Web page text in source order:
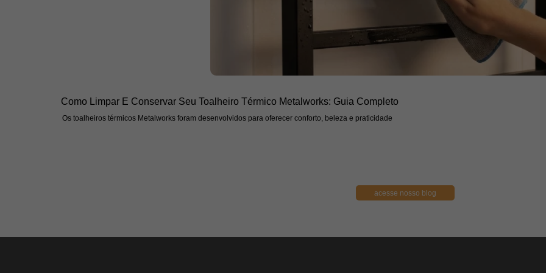
Como Limpar E Conservar Seu Toalheiro Térmico Metalworks: Guia Completo
Os toalheiros térmicos Metalworks foram desenvolvidos para oferecer conforto, beleza e praticidade
acesse nosso blog